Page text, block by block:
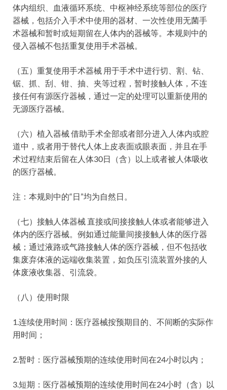
体内组织、血液循环系统、中枢神经系统等部位的医疗
器械，包括介入手术中使用的器材、一次性使用无菌手
术器械和暂时或短期留在人体内的器械等。本规则中的
侵入器械不包括重复使用手术器械。
（五）重复使用手术器械 用于手术中进行切、割、钻、
锯、抓、刮、钳、抽、夹等过程，暂时接触人体，不连
接任何有源医疗器械，通过一定的处理可以重新使用的
无源医疗器械。
（六）植入器械 借助手术全部或者部分进入人体内或腔
道中，或者用于替代人体上皮表面或眼表面，并且在手
术过程结束后留在人体30日（含）以上或者被人体吸收
的医疗器械。
注：本规则中的“日”均为自然日。
（七）接触人体器械 直接或间接接触人体或者能够进入
体内的医疗器械。例如通过能量间接接触人体的医疗器
械；通过液路或气路接触人体的医疗器械，但不包括收
集废弃体液的远端收集装置，如负压引流装置外接的人
体废液收集器、引流袋。
（八）使用时限
1.连续使用时间：医疗器械按预期目的、不间断的实际作
用时间；
2.暂时：医疗器械预期的连续使用时间在24小时以内；
3.短期：医疗器械预期的连续使用时间在24小时（含）以